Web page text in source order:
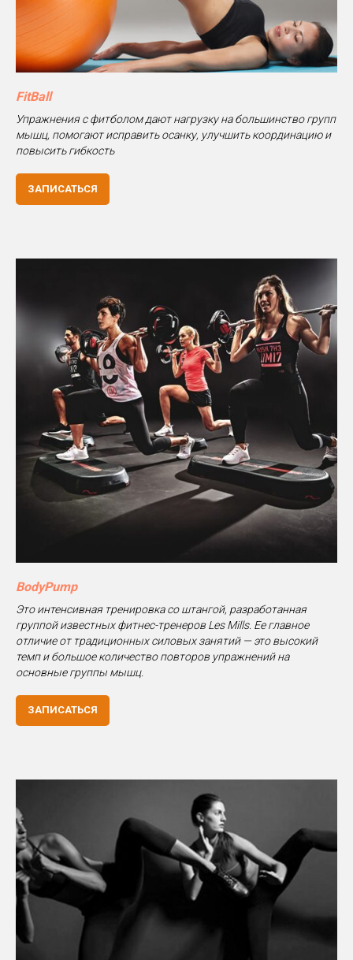
FitBall
Упражнения с фитболом дают нагрузку на большинство групп
мышц, помогают исправить осанку, улучшить координацию и
повысить гибкость
ЗАПИСАТЬСЯ
BodyPump
Это интенсивная тренировка со штангой, разработанная
группой известных фитнес-тренеров Les Mills. Ее главное
отличие от традиционных силовых занятий — это высокий
темп и большое количество повторов упражнений на
основные группы мышц.
ЗАПИСАТЬСЯ